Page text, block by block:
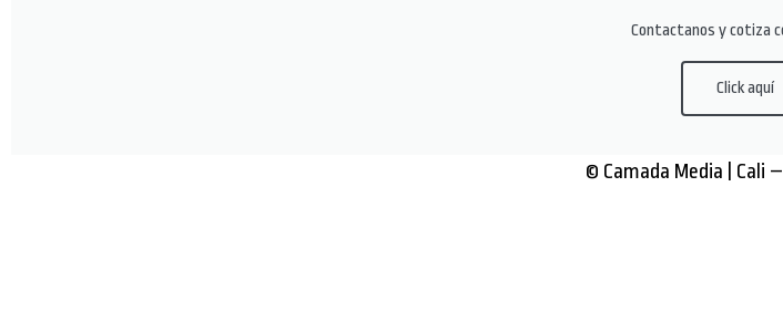
Contactanos y cotiza
Click aquí
© Camada Media | Cali